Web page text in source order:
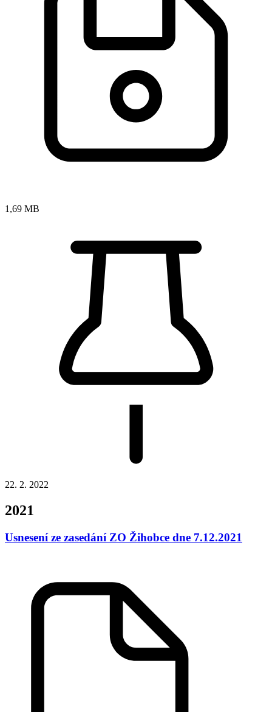
1,69 MB
22. 2. 2022
2021
Usnesení ze zasedání ZO Žihobce dne 7.12.2021